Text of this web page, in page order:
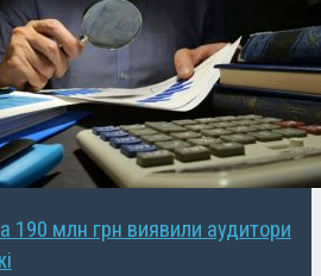
190 млн грн виявили аудитори